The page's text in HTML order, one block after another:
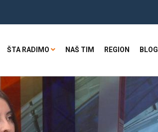
ŠTA RADIMO NAŠ TIM REGION BLOG